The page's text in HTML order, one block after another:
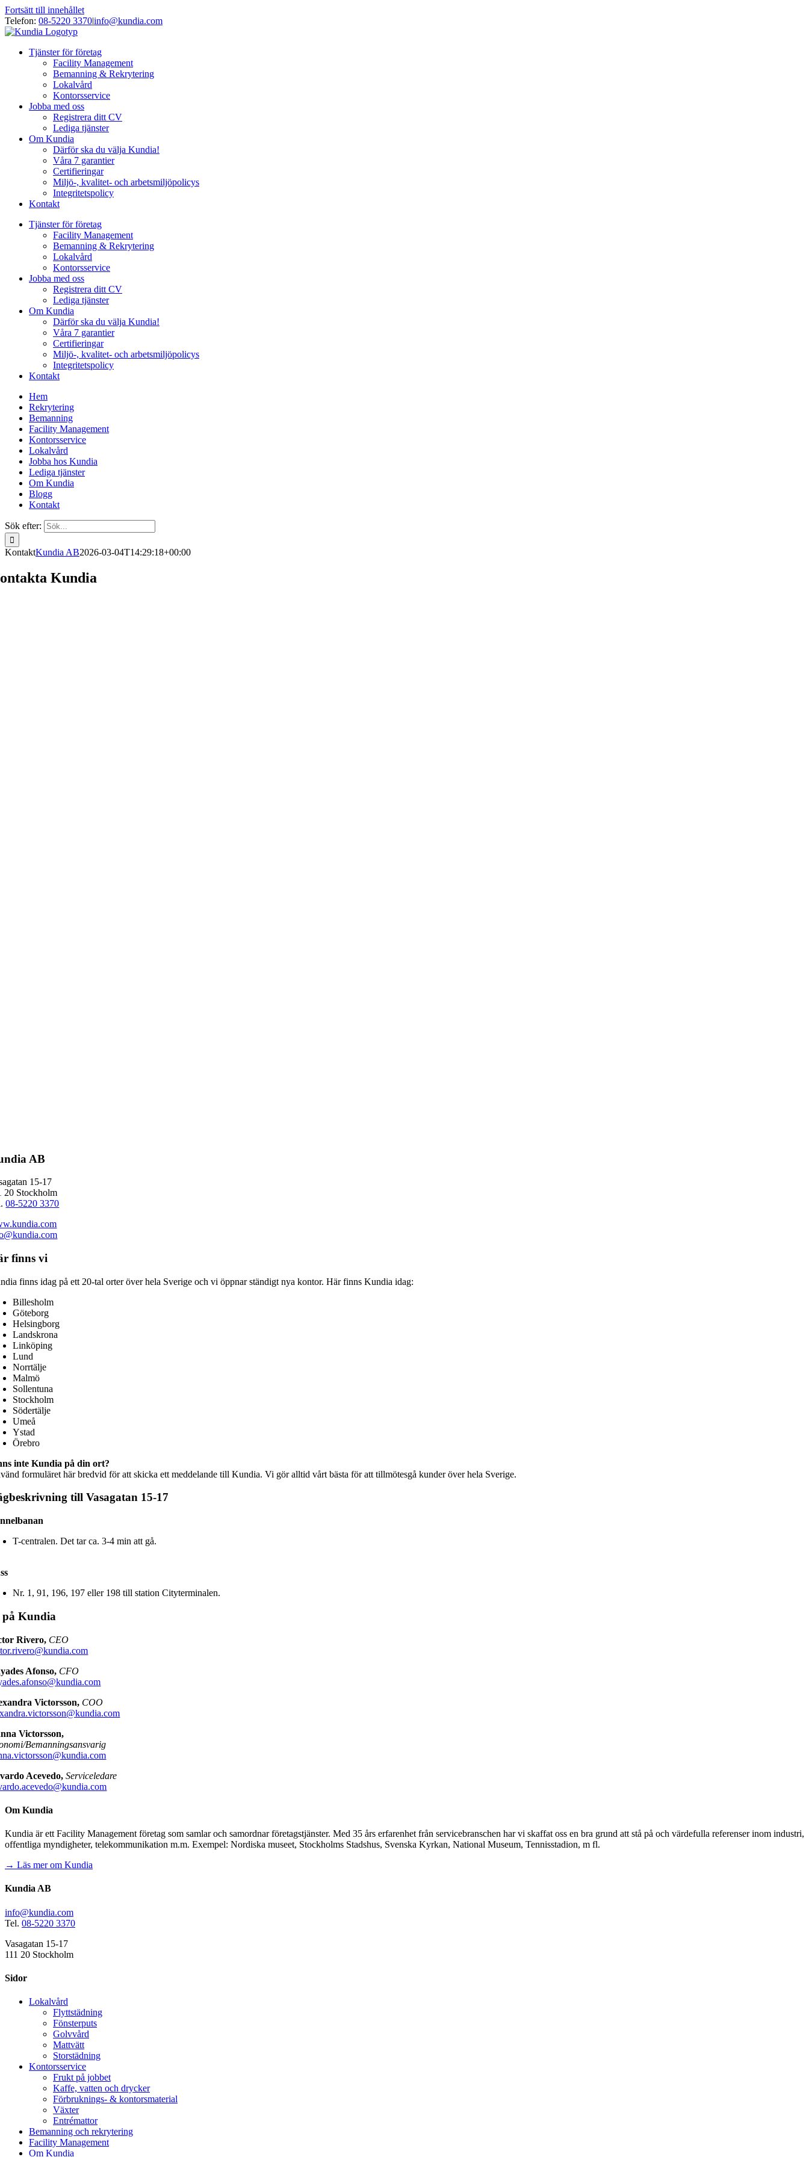
Fortsätt till innehållet
Telefon: 08-5220 3370|info@kundia.com
Tjänster för företag
Facility Management
Bemanning & Rekrytering
Lokalvård
Kontorsservice
Jobba med oss
Registrera ditt CV
Lediga tjänster
Om Kundia
Därför ska du välja Kundia!
Våra 7 garantier
Certifieringar
Miljö-, kvalitet- och arbetsmiljöpolicys
Integritetspolicy
Kontakt
Tjänster för företag
Facility Management
Bemanning & Rekrytering
Lokalvård
Kontorsservice
Jobba med oss
Registrera ditt CV
Lediga tjänster
Om Kundia
Därför ska du välja Kundia!
Våra 7 garantier
Certifieringar
Miljö-, kvalitet- och arbetsmiljöpolicys
Integritetspolicy
Kontakt
Hem
Rekrytering
Bemanning
Facility Management
Kontorsservice
Lokalvård
Jobba hos Kundia
Lediga tjänster
Om Kundia
Blogg
Kontakt
Sök efter:
KontaktKundia AB2026-03-04T14:29:18+00:00
Kundia
AB
15-17
20 Stockholm
08-5220 3370
finns vi
finns idag på ett 20-tal orter över hela Sverige och vi öppnar ständigt nya kontor. Här finns Kundia idag:
Billesholm
Göteborg
Helsingborg
Landskrona
Linköping
Lund
Norrtälje
Malmö
Sollentuna
Stockholm
Södertälje
Umeå
Ystad
Örebro
inte Kundia på din ort?
formuläret här bredvid för att skicka ett meddelande till Kundia. Vi gör alltid vårt bästa för att tillmötesgå kunder över hela Sverige.
till Vasagatan 15-17
T-centralen. Det tar ca. 3-4 min att gå.
Nr. 1, 91, 196, 197 eller 198 till station Cityterminalen.
på Kundia
Rivero, CEO
Afonso, CFO
Victorsson, COO
Victorsson,
Bemanningsansvarig
Acevedo, Serviceledare
Om Kundia
Kundia är ett Facility Management företag som samlar och samordnar företagstjänster. Med 35 års erfarenhet från servicebranschen har vi skaffat oss en bra grund att stå på och värdefulla referenser inom industri,
offentliga myndigheter, telekommunikation m.m. Exempel: Nordiska museet, Stockholms Stadshus, Svenska Kyrkan, National Museum, Tennisstadion, m fl.
→ Läs mer om Kundia
Kundia AB
info@kundia.com
Tel. 08-5220 3370
Vasagatan 15-17
111 20 Stockholm
Sidor
Lokalvård
Flyttstädning
Fönsterputs
Golvvård
Mattvätt
Storstädning
Kontorsservice
Frukt på jobbet
Kaffe, vatten och drycker
Förbruknings- & kontorsmaterial
Växter
Entrémattor
Bemanning och rekrytering
Facility Management
Om Kundia